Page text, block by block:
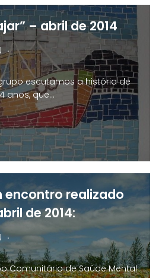
– abril de 2014
Nenhum Comentário
escutamos a história de
anos, que…
encontro realizado
de 2014:
Nenhum Comentário
Comunitário de Saúde Mental